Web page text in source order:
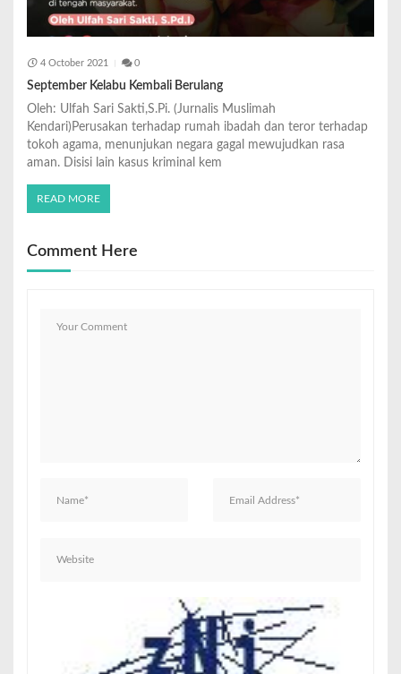
4 October 2021 0
September Kelabu Kembali Berulang
Oleh: Ulfah Sari Sakti,S.Pi. (Jurnalis Muslimah
Kendari)Perusakan terhadap rumah ibadah dan teror terhadap
tokoh agama, menunjukan negara gagal mewujudkan rasa
aman. Disisi lain kasus kriminal kem
READ MORE
Comment Here